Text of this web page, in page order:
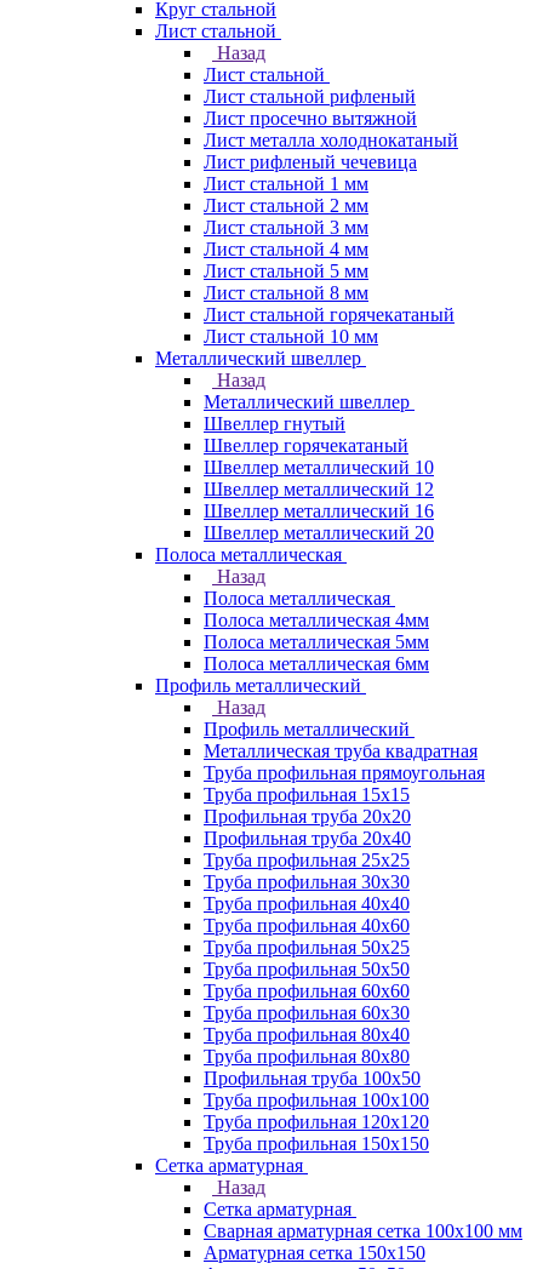
Круг стальной
Лист стальной
Назад
Лист стальной
Лист стальной рифленый
Лист просечно вытяжной
Лист металла холоднокатаный
Лист рифленый чечевица
Лист стальной 1 мм
Лист стальной 2 мм
Лист стальной 3 мм
Лист стальной 4 мм
Лист стальной 5 мм
Лист стальной 8 мм
Лист стальной горячекатаный
Лист стальной 10 мм
Металлический швеллер
Назад
Металлический швеллер
Швеллер гнутый
Швеллер горячекатаный
Швеллер металлический 10
Швеллер металлический 12
Швеллер металлический 16
Швеллер металлический 20
Полоса металлическая
Назад
Полоса металлическая
Полоса металлическая 4мм
Полоса металлическая 5мм
Полоса металлическая 6мм
Профиль металлический
Назад
Профиль металлический
Металлическая труба квадратная
Труба профильная прямоугольная
Труба профильная 15х15
Профильная труба 20х20
Профильная труба 20х40
Труба профильная 25х25
Труба профильная 30x30
Труба профильная 40х40
Труба профильная 40х60
Труба профильная 50х25
Труба профильная 50х50
Труба профильная 60x60
Труба профильная 60х30
Труба профильная 80х40
Труба профильная 80х80
Профильная труба 100х50
Труба профильная 100х100
Труба профильная 120х120
Труба профильная 150х150
Сетка арматурная
Назад
Сетка арматурная
Сварная арматурная сетка 100х100 мм
Арматурная сетка 150х150